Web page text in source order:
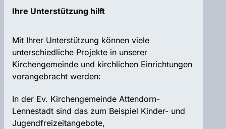
Ihre Unterstützung hilft
Mit Ihrer Unterstützung können viele
unterschiedliche Projekte in unserer
Kirchengemeinde und kirchlichen Einrichtungen
vorangebracht werden:
In der Ev. Kirchengemeinde Attendorn-
Lennestadt sind das zum Beispiel Kinder- und
Jugendfreizeitangebote,